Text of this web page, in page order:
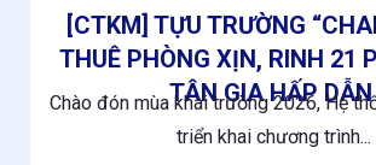
[CTKM] TỰU TRƯỜNG
THUÊ PHÒNG XỊN, RINH 21
TÂN GIA HẤP DẪN
Chào đón mùa khai trường 2026, Hệ
triển khai chương trình...